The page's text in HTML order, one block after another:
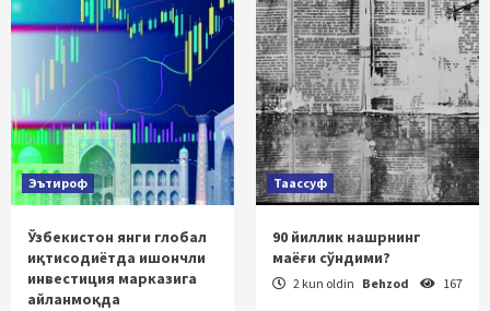
Эътироф
Ўзбекистон янги глобал
иқтисодиётда ишончли
инвестиция марказига
айланмоқда
Таассуф
90 йиллик нашрнинг
маёғи сўндими?
2 kun oldin Behzod 167